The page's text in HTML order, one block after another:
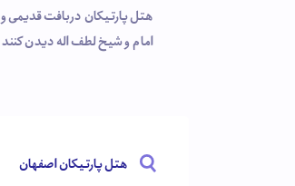
امام و شیخ لطف اله دیدن
زیادی را به خود جلب کرده .
هتل پارتیکان اصفهان